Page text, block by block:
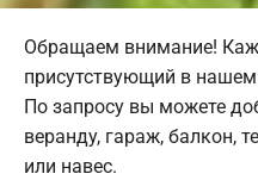
Обращаем внимание!
присутствующий в
По запросу вы можете
веранду, гараж, балкон,
или навес.